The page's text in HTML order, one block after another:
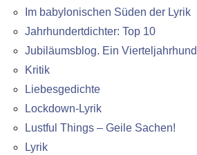
Im babylonischen Süden der Lyrik
Jahrhundertdichter: Top 10
Jubiläumsblog. Ein
Kritik
Liebesgedichte
Lockdown-Lyrik
Lustful Things – Geile Sachen!
Lyrik